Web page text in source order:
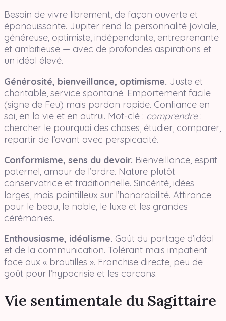
Besoin de vivre librement, de façon ouverte et
épanouissante. Jupiter rend la personnalité joviale,
généreuse, optimiste, indépendante, entreprenante
et ambitieuse — avec de profondes aspirations et
un idéal élevé.
Générosité, bienveillance, optimisme. Juste et
charitable, service spontané. Emportement facile
(signe de Feu) mais pardon rapide. Confiance en
soi, en la vie et en autrui. Mot-clé : comprendre:
chercher le pourquoi des choses, étudier, comparer,
repartir de l’avant avec perspicacité.
Conformisme, sens du devoir. Bienveillance, esprit
paternel, amour de l’ordre. Nature plutôt
conservatrice et traditionnelle. Sincérité, idées
larges, mais pointilleux sur l’honorabilité. Attirance
pour le beau, le noble, le luxe et les grandes
cérémonies.
Enthousiasme, idéalisme. Goût du partage d’idéal
et de la communication. Tolérant mais impatient
face aux « broutilles ». Franchise directe, peu de
goût pour l’hypocrisie et les carcans.
Vie sentimentale du Sagittaire